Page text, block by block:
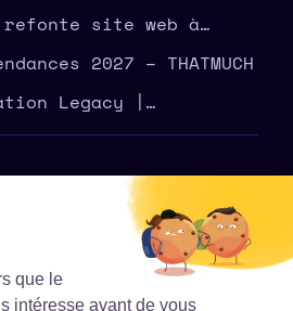
site web à
THATMUCH2027 – THATMUCH
Legacy |
Outil | THATMUCH
- Tous droits réservés
– THATMUCH
générales de vente
Légales